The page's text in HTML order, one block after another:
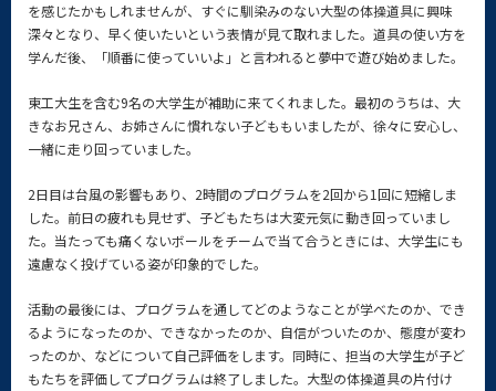
を感じたかもしれませんが、すぐに馴染みのない大型の体操道具に興味
深々となり、早く使いたいという表情が見て取れました。道具の使い方を
学んだ後、「順番に使っていいよ」と言われると夢中で遊び始めました。
東工大生を含む9名の大学生が補助に来てくれました。最初のうちは、大
きなお兄さん、お姉さんに慣れない子どももいましたが、徐々に安心し、
一緒に走り回っていました。
2日目は台風の影響もあり、2時間のプログラムを2回から1回に短縮しま
した。前日の疲れも見せず、子どもたちは大変元気に動き回っていまし
た。当たっても痛くないボールをチームで当て合うときには、大学生にも
遠慮なく投げている姿が印象的でした。
活動の最後には、プログラムを通してどのようなことが学べたのか、でき
るようになったのか、できなかったのか、自信がついたのか、態度が変わ
ったのか、などについて自己評価をします。同時に、担当の大学生が子ど
もたちを評価してプログラムは終了しました。大型の体操道具の片付け